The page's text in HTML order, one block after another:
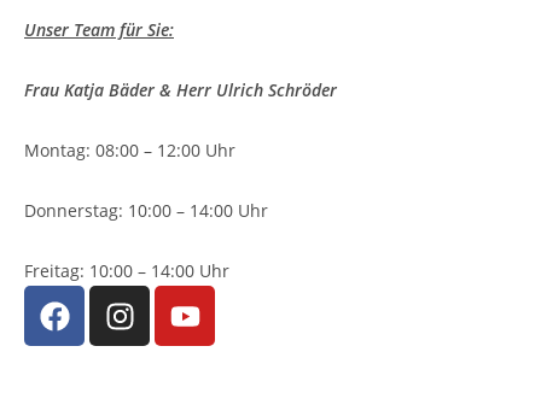
Unser Team für Sie:
Frau Katja Bäder & Herr Ulrich Schröder
Montag: 08:00 – 12:00 Uhr
Donnerstag: 10:00 – 14:00 Uhr
Freitag: 10:00 – 14:00 Uhr